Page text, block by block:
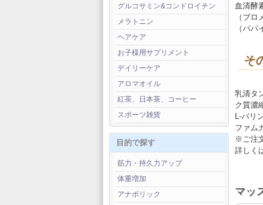
グルコサミン&コンドロイチン
メラトニン
ヘアケア
お子様用サプリメント
デイリーケア
アロマオイル
紅茶、日本茶、コーヒー
スポーツ雑貨
目的で探す
筋力・持久力アップ
体重増加
アナボリック
血清酵
（ブ
（パパ
そ
乳清タ
ク質濃
L-バリ
ファム
※ご注
詳しく
マッ